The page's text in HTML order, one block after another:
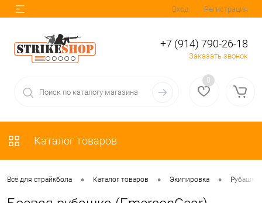
Вход Регистрация
+7 (914) 790-26-18
Заказать звонок
0
Каталог товаров
Всё для страйкбола • Каталог товаров • Экипировка • Рубашки